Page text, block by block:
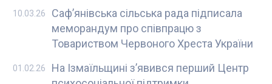
Саф’янівська сільська рада підписала
меморандум про співпрацю з
Товариством Червоного Хреста України
10.03.26
На Ізмаїльщині з’явився перший Центр
01.02.26